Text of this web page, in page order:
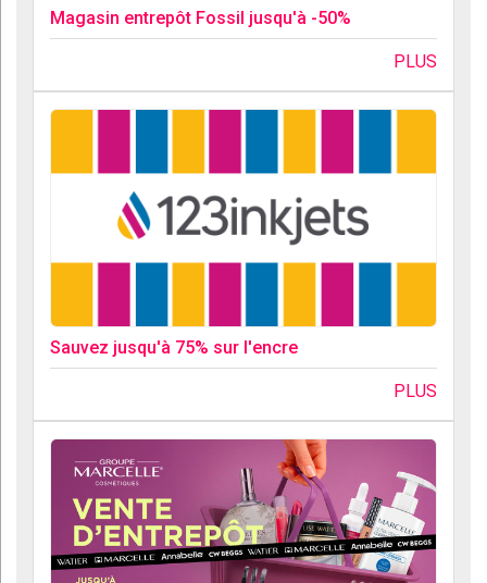
Magasin entrepôt Fossil jusqu'à -50%
PLUS
Sauvez jusqu'à 75% sur l'encre
PLUS